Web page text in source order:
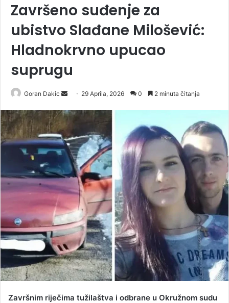
Završeno suđenje za
ubistvo Slađane Milošević:
Hladnokrvno upucao
suprugu
Goran Dakic
n
a
n
e
m
a
l
29 Aprila, 2026 0 2 minuta čitanja
Završnim riječima tužilaštva i odbrane u Okružnom sudu